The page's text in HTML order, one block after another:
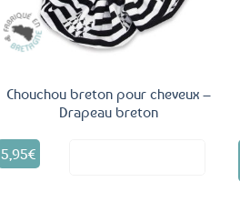
Chouchou breton pour cheveux –
Drapeau breton
5,95€